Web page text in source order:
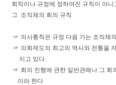
회칙이나 규정에 정하여진 규칙이 아
그 조직체의 회의 규칙
☞ 의사통칙은 규정 다음 가는 조직체
☞ 의회제도의 최고의 역사와 전통을
지고 있다.
☞ 회의 진행에 관한 일반관례나 그 회
이라 한다